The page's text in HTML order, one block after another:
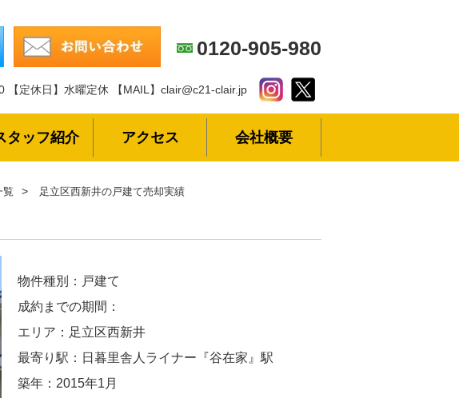
0120-905-980
【定休日】水曜定休 【MAIL】clair@c21-clair.jp
タッフ紹介 アクセス 会社概要
覧 足立区西新井の戸建て売却実績
物件種別：戸建て
成約までの期間：
エリア：足立区西新井
最寄り駅：日暮里舎人ライナー『谷在家』駅
築年：2015年1月